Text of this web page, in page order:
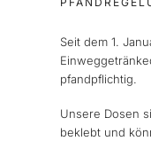
Seit dem 1.
pfandpflichtig.
Unsere Dosen
beklebt und